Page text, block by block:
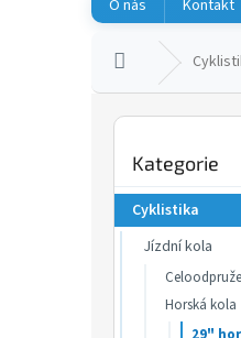
O nás Kontakt
Domů
kategorie
Kategorie
Cyklistika
Jízdní kola
Horská kola